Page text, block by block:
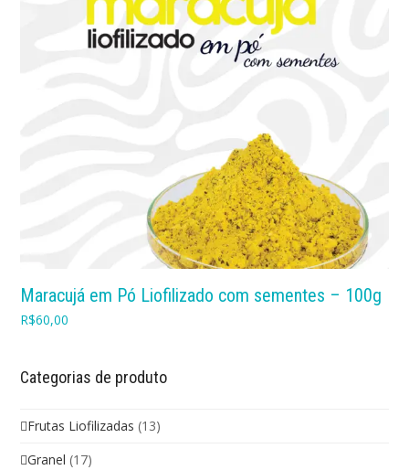
Maracujá em Pó Liofilizado com sementes – 100g
R$60,00
Categorias de produto
Frutas Liofilizadas (13)
Granel (17)